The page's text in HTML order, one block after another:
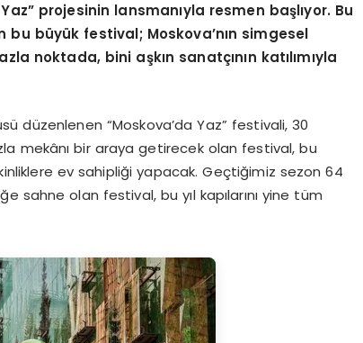
projesinin lansmanıyla resmen başlıyor. Bu
bu büyük festival; Moskova’nın simgesel
noktada, bini aşkın sanatçının katılımıyla
düzenlenen “Moskova’da Yaz” festivali, 30
mekânı bir araya getirecek olan festival, bu
ev sahipliği yapacak. Geçtiğimiz sezon 64
sahne olan festival, bu yıl kapılarını yine tüm